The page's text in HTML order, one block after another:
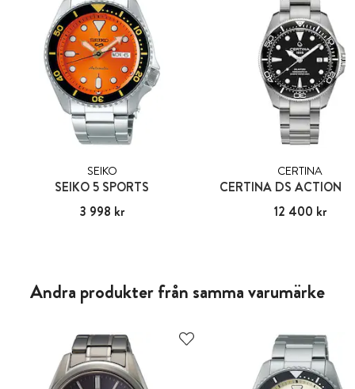
SEIKO
SEIKO 5 SPORTS
Pris :3 998 kr
3 998 kr
CERTINA
CERTINA DS ACTION
Pris: 12 400 kr
12 400 kr
Andra produkter från samma varumärke